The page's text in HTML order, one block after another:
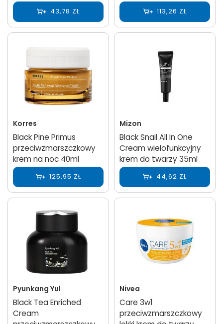
43,78 ZŁ 113,26 ZŁ
Korres
Black Pine Primus
przeciwzmarszczkowy
krem na noc 40ml
125,95 ZŁ
Mizon
Black Snail All In One
Cream wielofunkcyjny
krem do twarzy 35ml
44,62 ZŁ
Pyunkang Yul
Black Tea Enriched
Cream
Nivea
Care 3w1
przeciwzmarszczkowy